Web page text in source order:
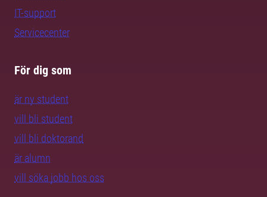
IT-support
Servicecenter
För dig som
är ny student
vill bli student
vill bli doktorand
är alumn
vill söka jobb hos oss